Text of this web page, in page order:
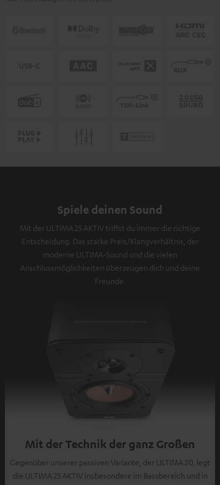
Spiele deinen Sound
Mit der ULTIMA 25 AKTIV triffst du immer die richtige
Entscheidung. Das starke Preis/Klangverhältnis, der
moderne ULTIMA-Sound und die vielen
Anschlussmöglichkeiten überzeugen dich und deine
Freunde.
Mit der Technik der ganz Großen
Gegenüber unserer passiven Variante, der ULTIMA 20, legt
die ULTIMA 25 AKTIV insbesondere im Bassbereich und in